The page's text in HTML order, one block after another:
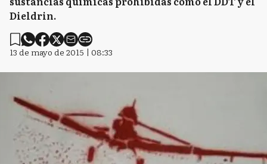
Dieldrin.
13 de mayo de 2015 | 08:33